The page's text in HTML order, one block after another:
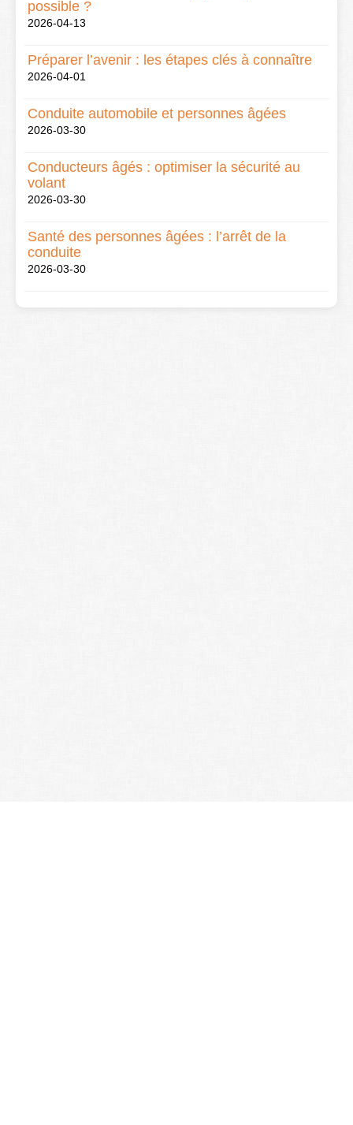
possible ?
2026-04-13
Préparer l’avenir : les étapes clés à connaître
2026-04-01
Conduite automobile et personnes âgées
2026-03-30
Conducteurs âgés : optimiser la sécurité au
volant
2026-03-30
Santé des personnes âgées : l’arrêt de la
conduite
2026-03-30